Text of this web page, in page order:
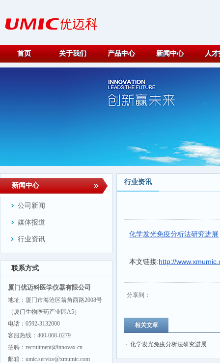
首页 关于我们 产品中心 新闻中心 人
新闻中心
公司新闻
媒体报道
行业资讯
联系方式
厦门优迈科医学仪器有限公司
地址：厦门市海沧区翁角西路2008号
（厦门生物医药产业园A5）
电话：0592-3132000
客服热线：400-068-0279
招聘：recruitment@innovax.cn
邮箱：umic.service@xmumic.com
行业资讯
化学发光免疫分析法研究进展
本文链接:http://
分享到：
相关文章
化学发光免疫分析法研究进展